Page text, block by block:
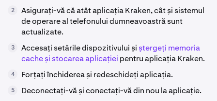
2
Asigurați-vă că atât aplicația Kraken, cât și sistemul
de operare al telefonului dumneavoastră sunt
actualizate.
3 Accesați setările dispozitivului și ștergeți memoria
cache și stocarea aplicației pentru aplicația Kraken.
4 Forțați închiderea și redeschideți aplicația.
5 Deconectați-vă și conectați-vă din nou la aplicație.